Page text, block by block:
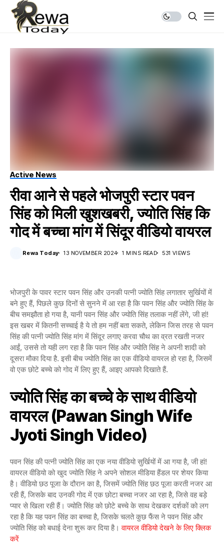
Active News
रीवा आने से पहले भोजपुरी स्टार पवन
सिंह को मिली खुशखबरी, ज्योति सिंह कि
गोद में बच्चा मांग में सिंदूर वीडियो वायरल
Rewa Today 13 NOVEMBER 2024 1 MINS READ 531 VIEWS
भोजपुरी के पावर स्टार पवन सिंह और उनकी पत्नी ज्योति सिंह लगातार सुर्खियों में
बने हुए हैं, पिछले कुछ दिनों से सुनने में आ रहा है कि पवन सिंह और ज्योति सिंह के
बीच समझौता हो गया है, यानी पवन सिंह और ज्योति सिंह तलाक नहीं लेंगे, जी हां!
इस खबर में कितनी सच्चाई है ये तो हम नहीं बता सकते, लेकिन जिस तरह से पवन
सिंह की पत्नी ज्योति सिंह मांग में सिंदूर लगाए करवा चौथ का व्रत रखती नजर
आईं, उससे तो यही लग रहा है कि पवन सिंह और ज्योति सिंह ने अपनी शादी को
दूसरा मौका दिया है. इसी बीच ज्योति सिंह का एक वीडियो वायरल हो रहा है, जिसमें
वो एक छोटे बच्चे को गोद में लिए हुए हैं, आइए आपको दिखाते हैं.
ज्योति सिंह का बच्चे के साथ वीडियो
वायरल (Pawan Singh Wife
Jyoti Singh Video)
पवन सिंह की पत्नी ज्योति सिंह का एक नया वीडियो सुर्खियों में आ गया है, जी हां!
वायरल वीडियो को खुद ज्योति सिंह ने अपने सोशल मीडिया हैंडल पर शेयर किया
है। वीडियो छठ पूजा के दौरान का है, जिसमें ज्योति सिंह छठ पूजा करती नजर आ
रही हैं, जिसके बाद उनकी गोद में एक छोटा बच्चा नजर आ रहा है, जिसे वह बड़े
प्यार से खिला रही हैं। ज्योति सिंह को छोटे बच्चे के साथ देखकर दर्शकों को लग
रहा है कि यह पवन सिंह का बच्चा है, जिसके चलते कुछ फैंस ने पवन सिंह और
ज्योति सिंह को बधाई देना शुरू कर दिया है।वायरल वीडियो देखने के लिए क्लिक
करें